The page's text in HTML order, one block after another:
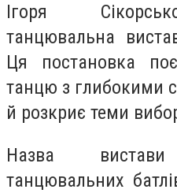
Ігоря
танцювальна
Ця постановка
танцю з глибокими
й розкриє теми
Назва
танцювальних